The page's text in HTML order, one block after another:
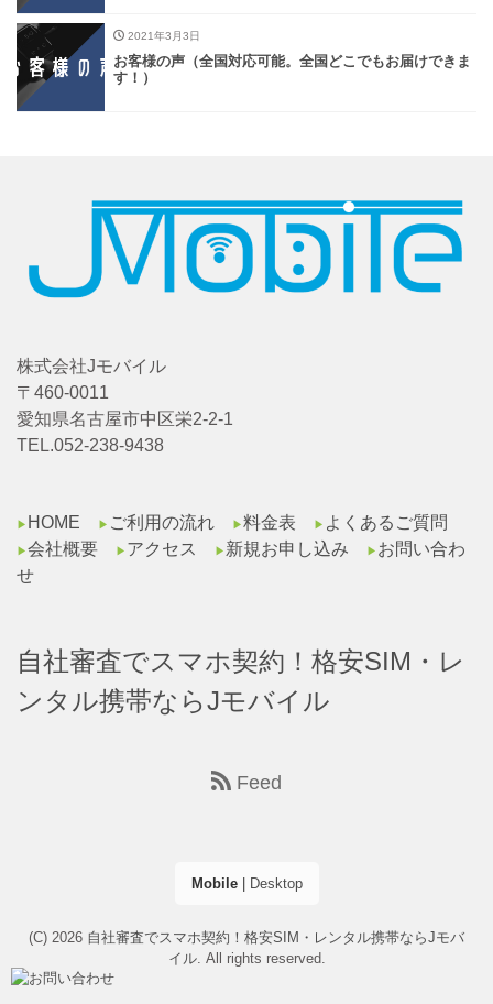
2021年3月3日
お客様の声（全国対応可能。全国どこでもお届けできま
す！）
株式会社Jモバイル
〒460-0011
愛知県名古屋市中区栄2-2-1
TEL.052-238-9438
▶︎ HOME ▶︎ ご利用の流れ ▶︎料金表 ▶︎ よくあるご質問
▶︎会社概要 ▶︎ アクセス ▶︎ 新規お申し込み ▶︎ お問い合わ
せ
自社審査でスマホ契約！格安SIM・レ
ンタル携帯ならJモバイル
Feed
Mobile| Desktop
(C) 2026 自社審査でスマホ契約！格安SIM・レンタル携帯ならJモバ
イル. All rights reserved.